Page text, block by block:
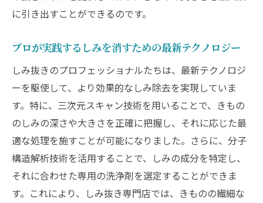
に引き出すことができるのです。
プロが実践するしみを消すための最新テクノロジー
しみ抜きのプロフェッショナルたちは、最新テクノロジ
ーを駆使して、より効果的なしみ除去を実現していま
す。特に、三次元スキャン技術を用いることで、きもの
のしみの深さや大きさを正確に把握し、それに応じた最
適な処理を施すことが可能になりました。さらに、分子
構造解析技術を活用することで、しみの成分を特定し、
それに合わせた専用の洗浄剤を選定することができま
す。これにより、しみ抜き専門店では、きものの繊細な